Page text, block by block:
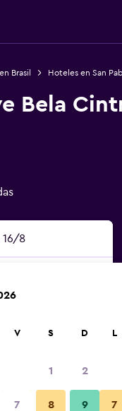
Brasil Hoteles en San
Bela
16/8
por noche
V S D
1 2
7 8 9
L
7